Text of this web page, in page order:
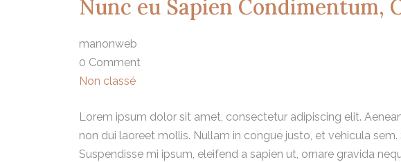
Nunc eu Sapien Condimentum,
manonweb
0 Comment
Non classé
Lorem ipsum dolor sit amet, consectetur adipiscing elit.
non dui laoreet mollis. Nullam in congue justo, et vehicula
Suspendisse mi ipsum, eleifend a sapien ut, ornare gravida